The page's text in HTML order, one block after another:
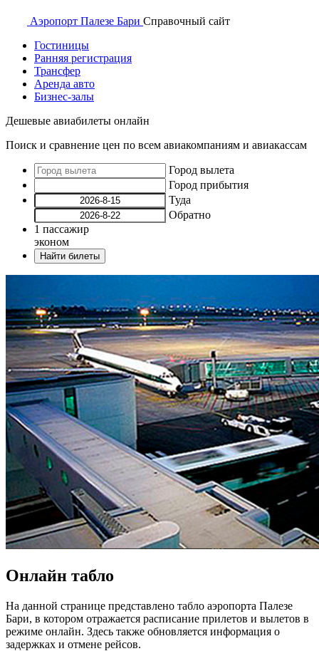
Аэропорт Палезе Бари Справочный сайт
Гостиницы
Ранняя регистрация
Трансфер
Аренда авто
Бизнес-залы
Дешевые авиабилеты онлайн
Поиск и сравнение цен по всем авиакомпаниям и авиакассам
Город вылета
Город прибытия
Туда
Обратно
1 пассажир
эконом
Найти билеты
Онлайн табло
На данной странице представлено табло аэропорта Палезе
Бари, в котором отражается расписание прилетов и вылетов в
режиме онлайн. Здесь также обновляется информация о
задержках и отмене рейсов.